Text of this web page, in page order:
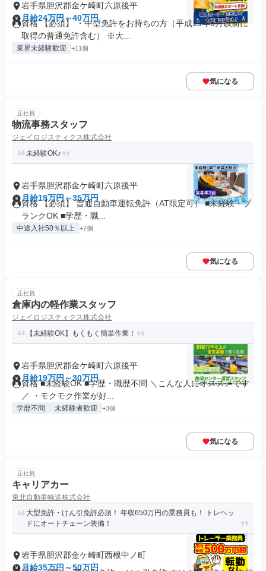
岩手県胆沢郡金ケ崎町六原後平
月給24万円～40万円
資格 【必須】 ・中型免許をお持ちの方（平成19年6月以前に
取得の普通免許含む） ※大...
業界未経験歓迎 +11個
気になる
正社員
物流事務スタッフ
ジェイロジスティクス株式会社
未経験OK♪
岩手県胆沢郡金ケ崎町六原後平
月給19万円～35万円
資格 【必須】 普通自動車運転免許（AT限定可） ■未経験・ブ
ランクOK ■学歴・職...
中途入社50％以上 +7個
気になる
正社員
倉庫内の軽作業スタッフ
ジェイロジスティクス株式会社
【未経験OK】もくもく簡単作業！
岩手県胆沢郡金ケ崎町六原後平
月給19万円～30万円
資格 ■未経験OK ■学歴・職歴不問 ＼こんな人にオススメです
／ ・モクモク作業が好...
学歴不問 未経験者歓迎 +3個
気になる
正社員
キャリアカー
東北自動車輸送株式会社
大型免許・けん引免許必須！ 年収650万円の乗務員も！ トレヘッ
ドにオートチェーン装備！
岩手県胆沢郡金ケ崎町西根中ノ町
月給35万円～50万円